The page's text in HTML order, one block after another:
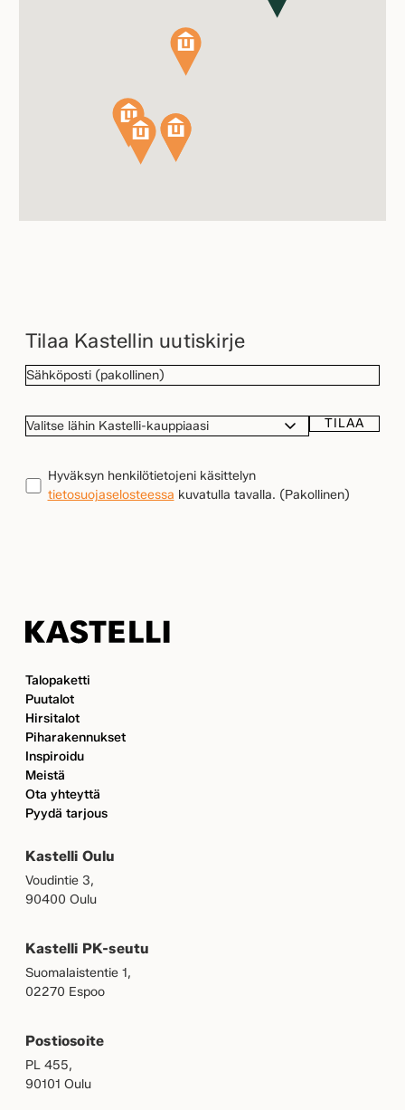
Tilaa Kastellin uutiskirje
SÄHKÖPOSTI(Pakollinen)
VALITSE
KAUPPIAASI
TIETOSUOJA(Pakollinen)
Hyväksyn henkilötietojeni käsittelyn
tietosuojaselosteessa kuvatulla tavalla. (Pakollinen)
TILAA
Talopaketti
Puutalot
Hirsitalot
Piharakennukset
Inspiroidu
Meistä
Ota yhteyttä
Pyydä tarjous
Kastelli Oulu
Voudintie 3,
90400 Oulu
Kastelli PK-seutu
Suomalaistentie 1,
02270 Espoo
Postiosoite
PL 455,
90101 Oulu